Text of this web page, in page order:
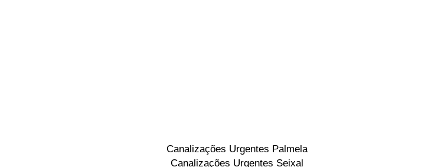
Canalizações Urgentes Palmela
Canalizações Urgentes Seixal